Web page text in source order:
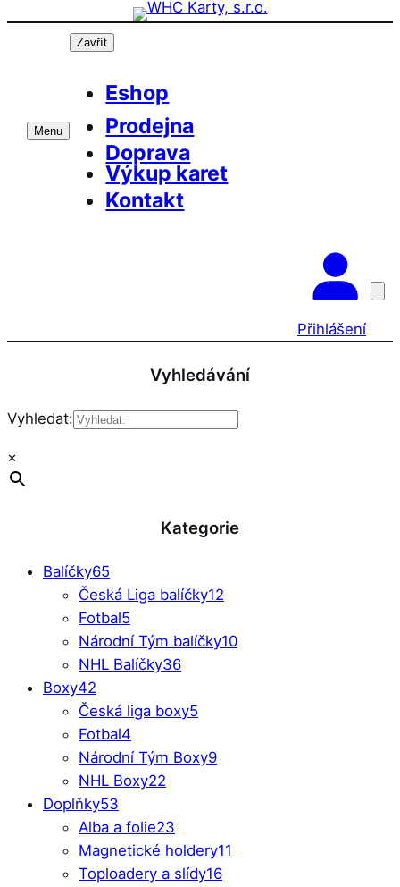
Přeskočit
Menu
Zavřít
Eshop
Prodejna
Doprava
Výkup karet
Kontakt
Přihlášení
Vyhledávání
Vyhledat:
×
Kategorie
Balíčky65
Česká Liga balíčky12
Fotbal5
Národní Tým balíčky10
NHL Balíčky36
Boxy42
Česká liga boxy5
Fotbal4
Národní Tým Boxy9
NHL Boxy22
Doplňky53
Alba a folie23
Magnetické holdery11
Toploadery a slídy16